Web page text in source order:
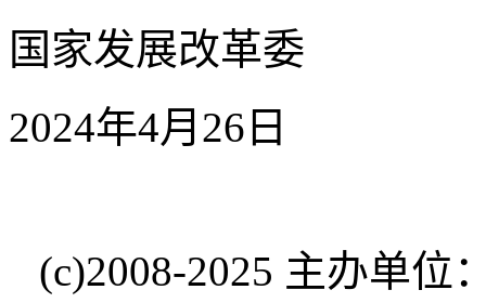
国家发展改革委
2024年4月26日
(c)2008-2025 主办单